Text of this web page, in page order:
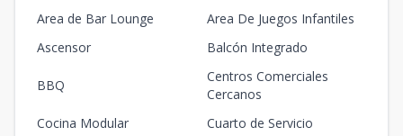
Area de Bar Lounge
Area De Juegos Infantiles
Ascensor
Balcón Integrado
BBQ
Centros Comerciales
Cercanos
Cocina Modular
Cuarto de Servicio